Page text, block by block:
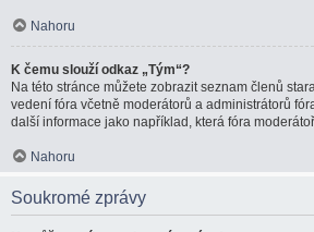
Nahoru
K čemu slouží odkaz „Tým“?
Na této stránce můžete zobrazit seznam členů
vedení fóra včetně moderátorů a administrátorů
další informace jako například, která fóra
Nahoru
Soukromé zprávy